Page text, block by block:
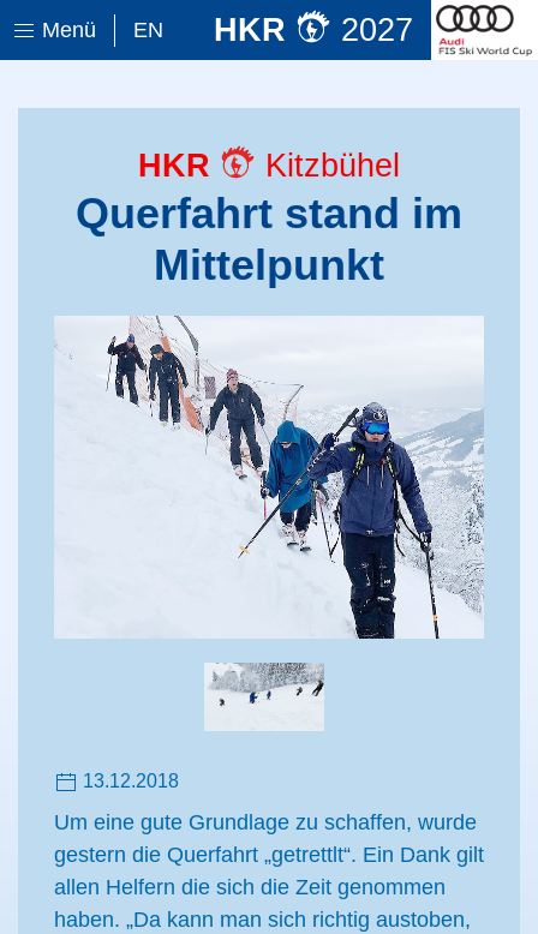
Menü EN HKR 2027
HKR Kitzbühel
Querfahrt stand im
Mittelpunkt
13.12.2018
Um eine gute Grundlage zu schaffen, wurde
gestern die Querfahrt „getrettlt“. Ein Dank gilt
allen Helfern die sich die Zeit genommen
haben. „Da kann man sich richtig austoben,